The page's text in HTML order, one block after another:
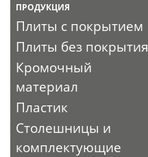
ПРОДУКЦИЯ
Плиты с покрытием
Плиты без покрытия
Кромочный
материал
Пластик
Столешницы и
комплектующие